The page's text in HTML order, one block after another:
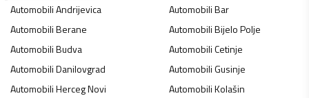
AutomobiliAndrijevica AutomobiliBar
AutomobiliBerane AutomobiliBijelo Polje
AutomobiliBudva AutomobiliCetinje
AutomobiliDanilovgrad AutomobiliGusinje
AutomobiliHerceg Novi AutomobiliKolašin